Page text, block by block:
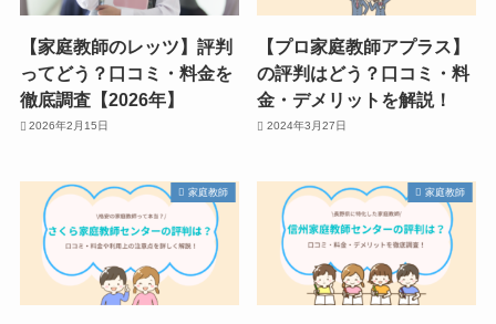
【家庭教師のレッツ】評判
ってどう？口コミ・料金を
徹底調査【2026年】
2026年2月15日
【プロ家庭教師アプラス】
の評判はどう？口コミ・料
金・デメリットを解説！
2024年3月27日
家庭教師 家庭教師